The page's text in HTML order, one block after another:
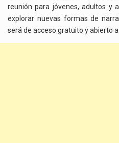
reunión para jóvenes, adultos y
explorar nuevas formas de
será de acceso gratuito y abierto